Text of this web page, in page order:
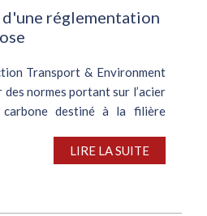
d'une réglementation
Transport & Environment
des normes portant sur l’acier
destiné à la filière
LIRE LA SUITE